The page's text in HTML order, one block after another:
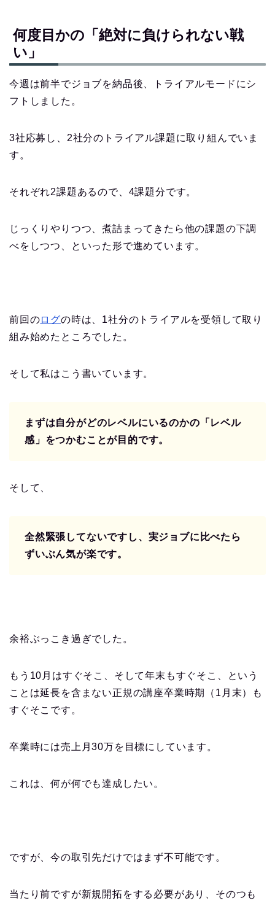
何度目かの「絶対に負けられない戦
い」
今週は前半でジョブを納品後、トライアルモードにシ
フトしました。
3社応募し、2社分のトライアル課題に取り組んでいま
す。
それぞれ2課題あるので、4課題分です。
じっくりやりつつ、煮詰まってきたら他の課題の下調
べをしつつ、といった形で進めています。
前回のログの時は、1社分のトライアルを受領して取り
組み始めたところでした。
そして私はこう書いています。
まずは自分がどのレベルにいるのかの「レベル
感」をつかむことが目的です。
そして、
全然緊張してないですし、実ジョブに比べたら
ずいぶん気が楽です。
余裕ぶっこき過ぎでした。
もう10月はすぐそこ、そして年末もすぐそこ、という
ことは延長を含まない正規の講座卒業時期（1月末）も
すぐそこです。
卒業時には売上月30万を目標にしています。
これは、何が何でも達成したい。
ですが、今の取引先だけではまず不可能です。
当たり前ですが新規開拓をする必要があり、そのつも